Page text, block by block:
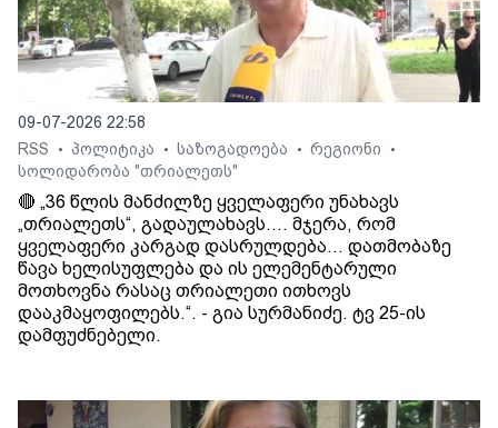
09-07-2026 22:58
RSS
• პოლიტიკა • საზოგადოება • რეგიონი •
სოლიდარობა "თრიალეთს"
🔴 „36 წლის მანძილზე ყველაფერი უნახავს
„თრიალეთს“, გადაულახავს.... მჯერა, რომ
ყველაფერი კარგად დასრულდება... დათმობაზე
წავა ხელისუფლება და ის ელემენტარული
მოთხოვნა რასაც თრიალეთი ითხოვს
დააკმაყოფილებს.“. - გია სურმანიძე. ტვ 25-ის
დამფუძნებელი.